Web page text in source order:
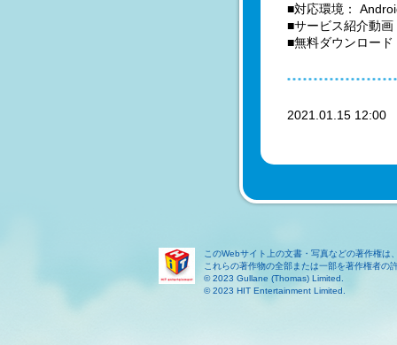
■対応環境：
■サービス紹介動画
■無料ダウンロー
2021.01.15
このWebサイト上の文書・写真などの著作権
これらの著作物の全部または一部を著作権者の
© 2023 Gullane (Thomas) Limited.
© 2023 HIT Entertainment Limited.